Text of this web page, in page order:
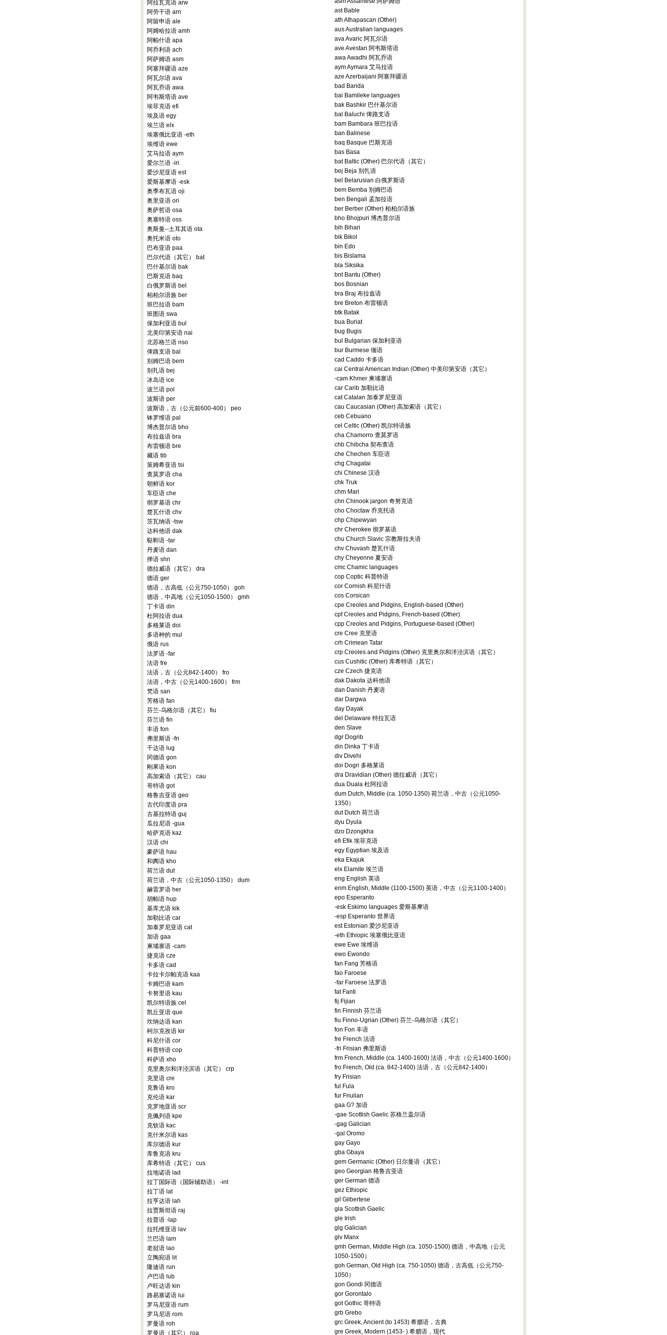
阿拉瓦克语 arw
阿劳干语 arn
阿留申语 ale
阿姆哈拉语 amh
阿帕什语 apa
阿乔利语 ach
阿萨姆语 asm
阿塞拜疆语 aze
阿瓦尔语 ava
阿瓦乔语 awa
阿韦斯塔语 ave
埃菲克语 efi
埃及语 egy
埃兰语 elx
埃塞俄比亚语 -eth
埃维语 ewe
艾马拉语 aym
爱尔兰语 -iri
爱沙尼亚语 est
爱斯基摩语 -esk
奥季布瓦语 oji
奥里亚语 ori
奥萨哲语 osa
奥塞特语 oss
奥斯曼--土耳其语 ota
奥托米语 oto
巴布亚语 paa
巴尔代语（其它） bat
巴什基尔语 bak
巴斯克语 baq
白俄罗斯语 bel
柏柏尔语族 ber
班巴拉语 bam
班图语 swa
保加利亚语 bul
北美印第安语 nai
北苏格兰语 nso
俾路支语 bal
别姆巴语 bem
别扎语 bej
冰岛语 ice
波兰语 pol
波斯语 per
波斯语，古（公元前600-400） peo
钵罗维语 pal
博杰普尔语 bho
布拉兹语 bra
布雷顿语 bre
藏语 tib
策姆希亚语 tsi
查莫罗语 cha
朝鲜语 kor
车臣语 che
彻罗基语 chr
楚瓦什语 chv
茨瓦纳语 -tsw
达科他语 dak
鞑靼语 -tar
丹麦语 dan
掸语 shn
德拉威语（其它） dra
德语 ger
德语，古高低（公元750-1050） goh
德语，中高地（公元1050-1500） gmh
丁卡语 din
杜阿拉语 dua
多格莱语 doi
多语种的 mul
俄语 rus
法罗语 -far
法语 fre
法语，古（公元842-1400） fro
法语，中古（公元1400-1600） frm
梵语 san
芳格语 fan
芬兰-乌格尔语（其它） fiu
芬兰语 fin
丰语 fon
弗里斯语 -fri
干达语 lug
冈德语 gon
刚果语 kon
高加索语（其它） cau
哥特语 got
格鲁吉亚语 geo
古代印度语 pra
古基拉特语 guj
瓜拉尼语 -gua
哈萨克语 kaz
汉语 chi
豪萨语 hau
和阗语 kho
荷兰语 dut
荷兰语，中古（公元1050-1350） dum
赫雷罗语 her
胡帕语 hup
基库尤语 kik
加勒比语 car
加泰罗尼亚语 cat
加语 gaa
柬埔寨语 -cam
捷克语 cze
卡多语 cad
卡拉卡尔帕克语 kaa
卡姆巴语 kam
卡努里语 kau
凯尔特语族 cel
凯丘亚语 que
坎纳达语 kan
柯尔克孜语 kir
科尼什语 cor
科普特语 cop
科萨语 xho
克里奥尔和洋泾滨语（其它） crp
克里语 cre
克鲁语 kro
克伦语 kar
克罗地亚语 scr
克佩列语 kpe
克钦语 kac
克什米尔语 kas
库尔德语 kur
库鲁克语 kru
库希特语（其它） cus
拉地诺语 lad
拉丁国际语（国际辅助语） -int
拉丁语 lat
拉亨达语 lah
拉贾斯坦语 raj
拉普语 -lap
拉托维亚语 lav
兰巴语 lam
老挝语 lao
立陶宛语 lit
隆迪语 run
卢巴语 lub
卢旺达语 kin
路易塞诺语 lui
罗马尼亚语 rum
罗马尼语 rom
罗曼语 roh
罗曼语（其它） roa
ast Bable
ath Athapascan (Other)
aus Australian languages
ava Avaric 阿瓦尔语
ave Avestan 阿韦斯塔语
awa Awadhi 阿瓦乔语
aym Aymara 艾马拉语
aze Azerbaijani 阿塞拜疆语
bad Banda
bai Bamileke languages
bak Bashkir 巴什基尔语
bal Baluchi 俾路支语
bam Bambara 班巴拉语
ban Balinese
baq Basque 巴斯克语
bas Basa
bat Baltic (Other) 巴尔代语（其它）
bej Beja 别扎语
bel Belarusian 白俄罗斯语
bem Bemba 别姆巴语
ben Bengali 孟加拉语
ber Berber (Other) 柏柏尔语族
bho Bhojpuri 博杰普尔语
bih Bihari
bik Bikol
bin Edo
bis Bislama
bla Siksika
bnt Bantu (Other)
bos Bosnian
bra Braj 布拉兹语
bre Breton 布雷顿语
btk Batak
bua Buriat
bug Bugis
bul Bulgarian 保加利亚语
bur Burmese 缅语
cad Caddo 卡多语
cai Central American Indian (Other) 中美印第安语（其它）
-cam Khmer 柬埔寨语
car Carib 加勒比语
cat Catalan 加泰罗尼亚语
cau Caucasian (Other) 高加索语（其它）
ceb Cebuano
cel Celtic (Other) 凯尔特语族
cha Chamorro 查莫罗语
chb Chibcha 契布查语
che Chechen 车臣语
chg Chagatai
chi Chinese 汉语
chk Truk
chm Mari
chn Chinook jargon 奇努克语
cho Choctaw 乔克托语
chp Chipewyan
chr Cherokee 彻罗基语
chu Church Slavic 宗教斯拉夫语
chv Chuvash 楚瓦什语
chy Cheyenne 夏安语
cmc Chamic languages
cop Coptic 科普特语
cor Cornish 科尼什语
cos Corsican
cpe Creoles and Pidgins, English-based (Other)
cpf Creoles and Pidgins, French-based (Other)
cpp Creoles and Pidgins, Portuguese-based (Other)
cre Cree 克里语
crh Crimean Tatar
crp Creoles and Pidgins (Other) 克里奥尔和洋泾滨语（其它）
cus Cushitic (Other) 库希特语（其它）
cze Czech 捷克语
dak Dakota 达科他语
dan Danish 丹麦语
dar Dargwa
day Dayak
del Delaware 特拉瓦语
den Slave
dgr Dogrib
din Dinka 丁卡语
div Divehi
doi Dogri 多格莱语
dra Dravidian (Other) 德拉威语（其它）
dua Duala 杜阿拉语
dum Dutch, Middle (ca. 1050-1350) 荷兰语，中古（公元1050-
1350）
dut Dutch 荷兰语
dyu Dyula
dzo Dzongkha
efi Efik 埃菲克语
egy Egyptian 埃及语
eka Ekajuk
elx Elamite 埃兰语
eng English 英语
enm English, Middle (1100-1500) 英语，中古（公元1100-1400）
epo Esperanto
-esk Eskimo languages 爱斯基摩语
-esp Esperanto 世界语
est Estonian 爱沙尼亚语
-eth Ethiopic 埃塞俄比亚语
ewe Ewe 埃维语
ewo Ewondo
fan Fang 芳格语
fao Faroese
-far Faroese 法罗语
fat Fanti
fij Fijian
fin Finnish 芬兰语
fiu Finno-Ugrian (Other) 芬兰-乌格尔语（其它）
fon Fon 丰语
fre French 法语
-fri Frisian 弗里斯语
frm French, Middle (ca. 1400-1600) 法语，中古（公元1400-1600）
fro French, Old (ca. 842-1400) 法语，古（公元842-1400）
fry Frisian
ful Fula
fur Friulian
gaa G? 加语
-gae Scottish Gaelic 苏格兰盖尔语
-gag Galician
-gal Oromo
gay Gayo
gba Gbaya
gem Germanic (Other) 日尔曼语（其它）
geo Georgian 格鲁吉亚语
ger German 德语
gez Ethiopic
gil Gilbertese
gla Scottish Gaelic
gle Irish
glg Galician
glv Manx
gmh German, Middle High (ca. 1050-1500) 德语，中高地（公元
1050-1500）
goh German, Old High (ca. 750-1050) 德语，古高低（公元750-
1050）
gon Gondi 冈德语
gor Gorontalo
got Gothic 哥特语
grb Grebo
grc Greek, Ancient (to 1453) 希腊语，古典
gre Greek, Modern (1453- ) 希腊语，现代